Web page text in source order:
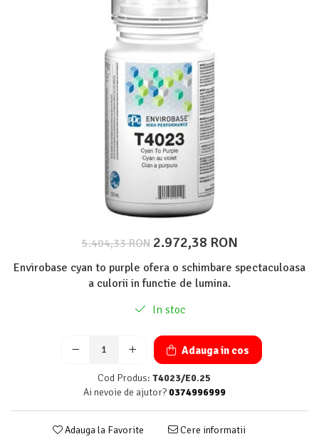
Sisteme si pahare PPS
5.404,33 RON 2.972,38 RON
Envirobase cyan to purple ofera o schimbare spectaculoasa
a culorii in functie de lumina.
In stoc
Adauga in cos
Cod Produs: T4023/E0.25
Ai nevoie de ajutor? 0374996999
Adauga la Favorite Cere informatii